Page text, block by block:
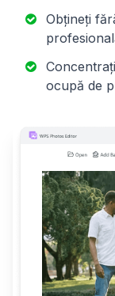
Obțineți
ocupă de